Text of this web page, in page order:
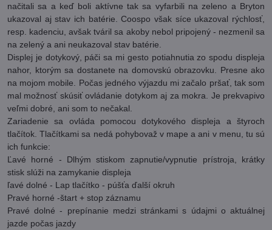
načitali sa a keď boli aktívne tak sa vyfarbili na zeleno a Bryton
ukazoval aj stav ich batérie. Coospo však síce ukazoval rýchlosť,
resp. kadenciu, avšak tváril sa akoby nebol pripojený - nezmenil sa
na zelený a ani neukazoval stav batérie.
Displej je dotykový, páči sa mi gesto potiahnutia zo spodu displeja
nahor, ktorým sa dostanete na domovskú obrazovku. Presne ako
na mojom mobile. Počas jedného výjazdu mi začalo pršať, tak som
mal možnosť skúsiť ovládanie dotykom aj za mokra. Je prekvapivo
veľmi dobré, ani som to nečakal.
Zariadenie sa ovláda pomocou dotykového displeja a štyroch
tlačítok. Tlačítkami sa nedá pohybovaž v mape a ani v menu, tu sú
ich funkcie:
Ľavé horné - Dlhým stiskom zapnutie/vypnutie prístroja, krátky
stisk slúži na zamykanie displeja
ľavé dolné - Lap tlačítko - púšťa ďalší okruh
Pravé horné -štart + stop záznamu
Pravé dolné - prepínanie medzi stránkami s údajmi o aktuálnej
jazde počas jazdy